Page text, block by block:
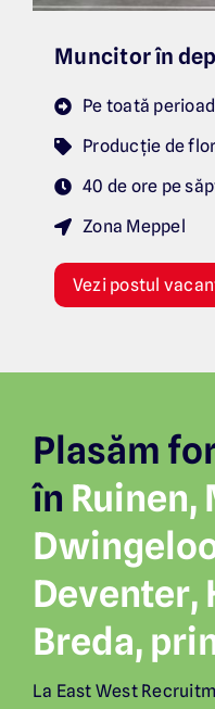
Muncitor în
Pe toată
Producție de
40 de ore pe
Zona Meppel
Vezi postul
Plasăm
în Ruinen,
Deventer,
Breda,
La East West